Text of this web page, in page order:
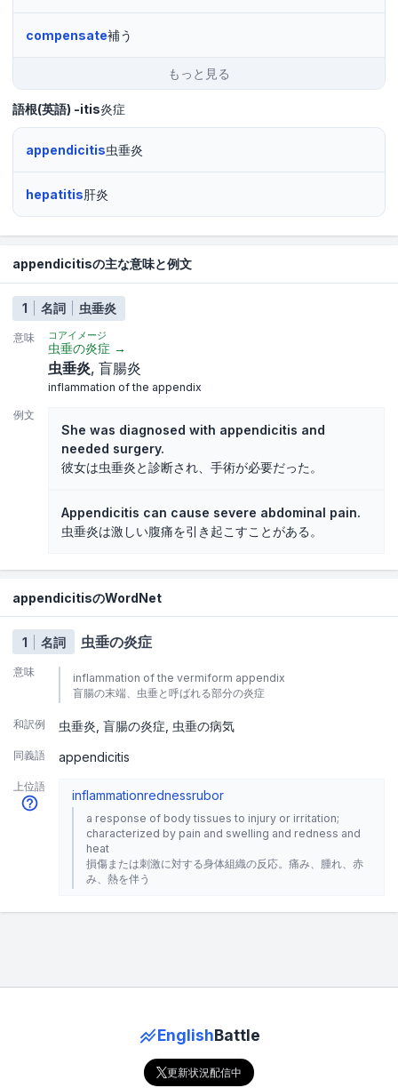
compensate補う
もっと見る
語根(英語) -itis炎症
appendicitis虫垂炎
hepatitis肝炎
appendicitisの主な意味と例文
1 名詞 虫垂炎
意味 コアイメージ
虫垂の炎症 →
虫垂炎 盲腸炎
inflammation of the appendix
例文
She was diagnosed with appendicitis and
needed surgery.
彼女は虫垂炎と診断され、手術が必要だった。
Appendicitis can cause severe abdominal pain.
虫垂炎は激しい腹痛を引き起こすことがある。
appendicitisのWordNet
1 名詞 虫垂の炎症
意味
inflammation of the vermiform appendix
盲腸の末端、虫垂と呼ばれる部分の炎症
和訳例 虫垂炎 盲腸の炎症 虫垂の病気
同義語 appendicitis
上位語
inflammationrednessrubor
a response of body tissues to injury or irritation;
characterized by pain and swelling and redness and
heat
損傷または刺激に対する身体組織の反応。痛み、腫れ、赤
み、熱を伴う
EnglishBattle
更新状況配信中